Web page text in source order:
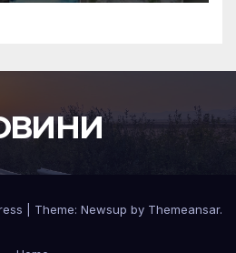
Theme: Newsup by Themeansar.